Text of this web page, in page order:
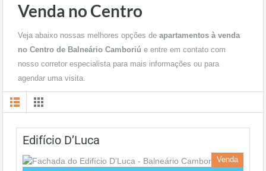
Venda no Centro
Veja abaixo nossas melhores opções de apartamentos à venda
no Centro de Balneário Camboriú e entre em contato com
nosso corretor especialista para mais informações ou para
agendar uma visita.
Edifício D’Luca
Venda